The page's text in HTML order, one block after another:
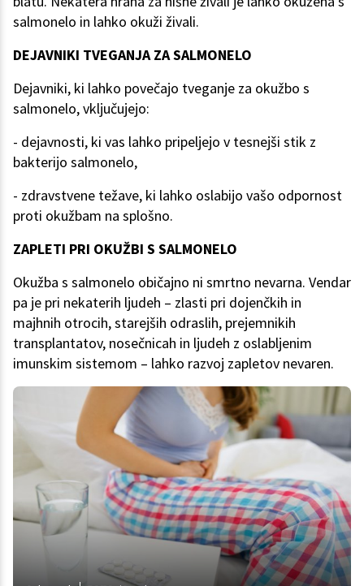
salmonelo in lahko okuži živali.
DEJAVNIKI TVEGANJA ZA SALMONELO
Dejavniki, ki lahko povečajo tveganje za okužbo s
salmonelo, vključujejo:
- dejavnosti, ki vas lahko pripeljejo v tesnejši stik z
bakterijo salmonelo,
- zdravstvene težave, ki lahko oslabijo vašo odpornost
proti okužbam na splošno.
ZAPLETI PRI OKUŽBI S SALMONELO
Okužba s salmonelo običajno ni smrtno nevarna. Vendar
pa je pri nekaterih ljudeh – zlasti pri dojenčkih in
majhnih otrocih, starejših odraslih, prejemnikih
transplantatov, nosečnicah in ljudeh z oslabljenim
imunskim sistemom – lahko razvoj zapletov nevaren.